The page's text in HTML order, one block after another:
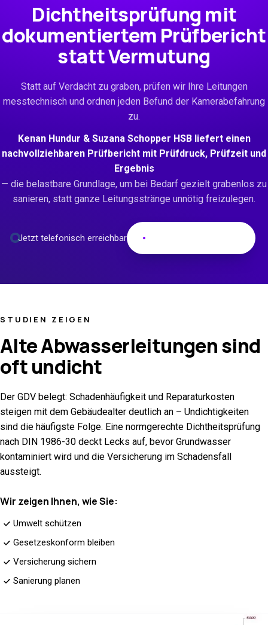
Dichtheitsprüfung mit
dokumentiertem Prüfbericht
statt Vermutung
Statt auf Verdacht zu graben, prüfen wir Ihre Leitungen
messtechnisch und ordnen jeden Befund der Kamerabefahrung
zu.
Kenan Hundur & Suzana Schopper HSB liefert einen
nachvollziehbaren Prüfbericht mit Prüfdruck, Prüfzeit und
Ergebnis
— die belastbare Grundlage, um bei Bedarf gezielt grabenlos zu
sanieren, statt ganze Leitungsstränge unnötig freizulegen.
Jetzt telefonisch erreichbar
STUDIEN ZEIGEN
Alte Abwasserleitungen sind
oftundicht
Der GDV belegt: Schadenhäufigkeit und Reparaturkosten
steigen mit dem Gebäudealter deutlich an – Undichtigkeiten
sind die häufigste Folge. Eine normgerechte Dichtheitsprüfung
nach DIN 1986-30 deckt Lecks auf, bevor Grundwasser
kontaminiert wird und die Versicherung im Schadensfall
aussteigt.
Wir zeigen Ihnen, wie Sie:
Umwelt schützen
Gesetzeskonform bleiben
Versicherung sichern
Sanierung planen